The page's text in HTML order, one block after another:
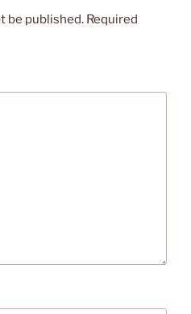
be published. Required